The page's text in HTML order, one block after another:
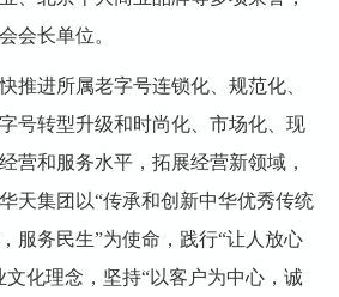
会长单位。
推进所属老字号连锁化、规范化、
号转型升级和时尚化、市场化、现
营和服务水平，拓展经营新领域，
天集团以“传承和创新中华优秀传统
服务民生”为使命，践行“让人放心
文化理念，坚持“以客户为中心，诚